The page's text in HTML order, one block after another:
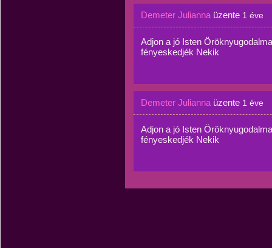
Demeter Julianna üzente 1 éve
Adjon a jó Isten
fényeskedjék Nekik
Demeter Julianna üzente 1 éve
Adjon a jó Isten
fényeskedjék Nekik